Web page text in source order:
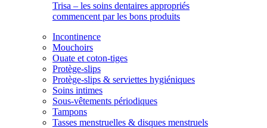
Trisa – les soins dentaires appropriés
commencent par les bons produits
Incontinence
Mouchoirs
Ouate et coton-tiges
Protège-slips
Protège-slips & serviettes hygiéniques
Soins intimes
Sous-vêtements périodiques
Tampons
Tasses menstruelles & disques menstruels